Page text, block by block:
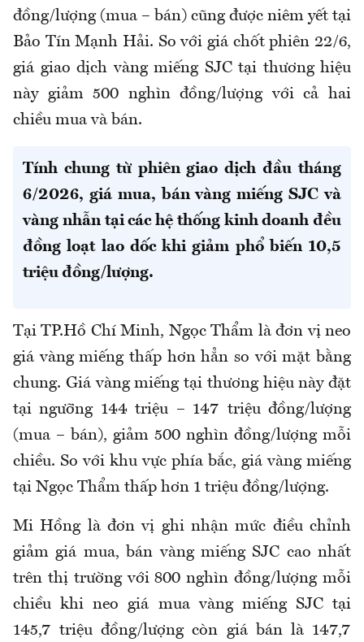
đồng/lượng (mua – bán) cũng được niêm yết tại
Bảo Tín Mạnh Hải. So với giá chốt phiên 22/6,
giá giao dịch vàng miếng SJC tại thương hiệu
này giảm 500 nghìn đồng/lượng với cả hai
chiều mua và bán.
Tính chung từ phiên giao dịch đầu tháng
6/2026, giá mua, bán vàng miếng SJC và
vàng nhẫn tại các hệ thống kinh doanh đều
đồng loạt lao dốc khi giảm phổ biến 10,5
triệu đồng/lượng.
Tại TP.Hồ Chí Minh, Ngọc Thẩm là đơn vị neo
giá vàng miếng thấp hơn hẳn so với mặt bằng
chung. Giá vàng miếng tại thương hiệu này đặt
tại ngưỡng 144 triệu – 147 triệu đồng/lượng
(mua – bán), giảm 500 nghìn đồng/lượng mỗi
chiều. So với khu vực phía bắc, giá vàng miếng
tại Ngọc Thẩm thấp hơn 1 triệu đồng/lượng.
Mi Hồng là đơn vị ghi nhậnmức điều chỉnh
giảm giá mua, bán vàng miếng SJC cao nhất
trên thị trường với 800 nghìn đồng/lượng mỗi
chiều khi neo giá mua vàng miếng SJC tại
145,7 triệu đồng/lượng còn giá bán là 147,7